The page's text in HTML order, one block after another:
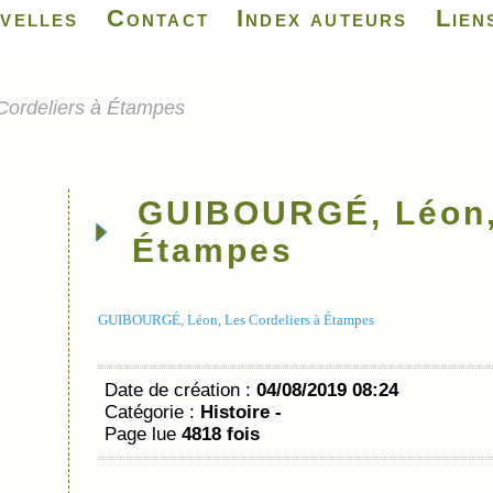
Contact Index auteurs
à Étampes
GUIBOURGÉ,
Étampes
GUIBOURGÉ, Léon, Les Cordeliers à Étampes
Date de création : 04/08/2019 08:24
Catégorie : Histoire -
Page lue 4818 fois